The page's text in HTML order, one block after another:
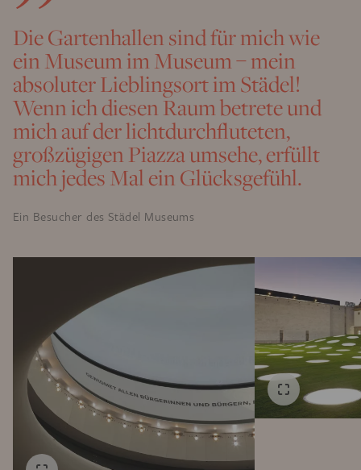
Die Gartenhallen sind für mich wie
ein Museum im Museum – mein
absoluter Lieblingsort im Städel!
Wenn ich diesen Raum betrete und
mich auf der lichtdurchfluteten,
großzügigen Piazza umsehe, erfüllt
mich jedes Mal ein Glücksgefühl.
Ein Besucher des Städel Museums